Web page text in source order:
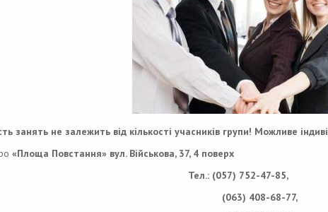
занять не залежить від кількості учасників групи! Можливе
«Площа Повстання» вул. Військова, 37, 4 поверх
Тел.: (057) 752-47-85,
(063) 408-68-77,